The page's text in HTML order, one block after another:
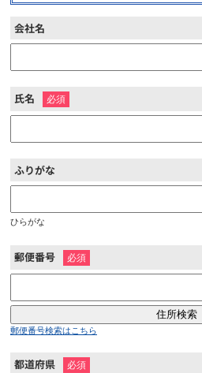
会社名
氏名 ※
ふりがな
ひらがな
郵便番号 ※
郵便番号検索はこちら
都道府県 ※